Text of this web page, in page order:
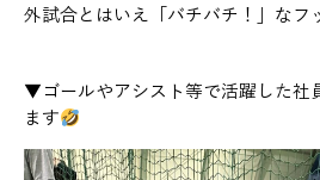
外試合とはいえ「バチバチ！」なフ
▼ゴールやアシスト等で活躍した社
ます